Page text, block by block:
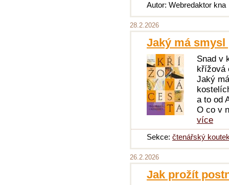
Autor: Webredaktor kna
28.2.2026
Jaký má
Snad v
křížová
Jaký
a to od
O co v
více
Sekce: čtenářský
26.2.2026
Jak prožít